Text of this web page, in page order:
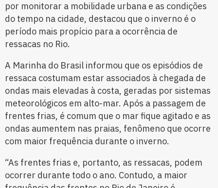
por monitorar a mobilidade urbana e as condições
do tempo na cidade, destacou que o inverno é o
período mais propício para a ocorrência de
ressacas no Rio.
A Marinha do Brasil informou que os episódios de
ressaca costumam estar associados à chegada de
ondas mais elevadas à costa, geradas por sistemas
meteorológicos em alto-mar. Após a passagem de
frentes frias, é comum que o mar fique agitado e as
ondas aumentem nas praias, fenômeno que ocorre
com maior frequência durante o inverno.
“As frentes frias e, portanto, as ressacas, podem
ocorrer durante todo o ano. Contudo, a maior